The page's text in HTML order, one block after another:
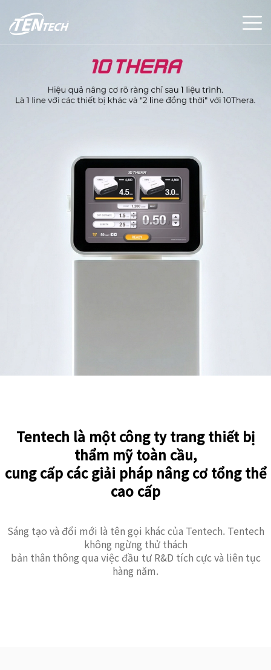
Tentech là một công ty trang thiết bị
thẩm mỹ toàn cầu,
cung cấp các giải pháp nâng cơ tổng thể
cao cấp
Sáng tạo và đổi mới là tên gọi khác của Tentech. Tentech
không ngừng thử thách
bản thân thông qua việc đầu tư R&D tích cực và liên tục
hàng năm.